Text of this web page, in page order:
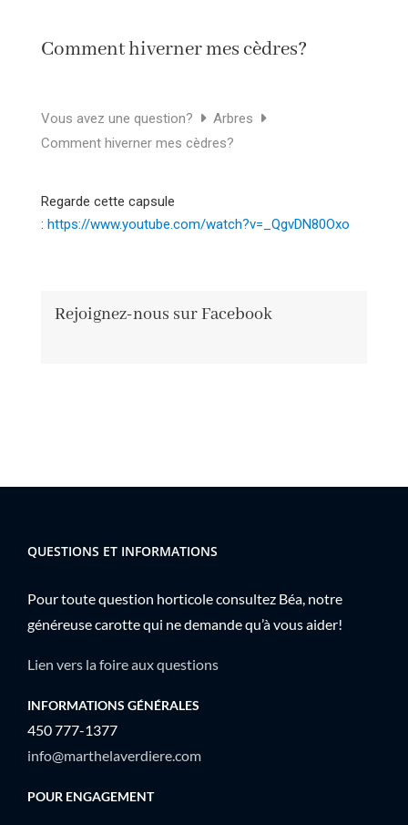
Comment hiverner mes cèdres?
Vous avez une question?
Arbres
Comment hiverner mes cèdres?
Regarde cette capsule
: https://www.youtube.com/watch?v=_QgvDN80Oxo
Rejoignez-nous sur Facebook
QUESTIONS ET INFORMATIONS
Pour toute question horticole consultez Béa, notre
généreuse carotte qui ne demande qu’à vous aider!
Lien vers la foire aux questions
INFORMATIONS GÉNÉRALES
450 777-1377
info@marthelaverdiere.com
POUR ENGAGEMENT